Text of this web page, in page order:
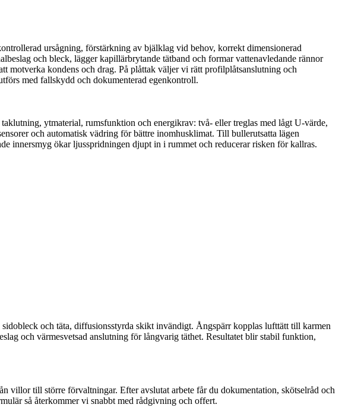
ursågning, förstärkning av bjälklag vid behov, korrekt dimensionerad
och bleck, lägger kapillärbrytande tätband och formar vattenavledande rännor
motverka kondens och drag. På plåttak väljer vi rätt profilplåtsanslutning och
med fallskydd och dokumenterad egenkontroll.
ytmaterial, rumsfunktion och energikrav: två- eller treglas med lågt U-värde,
och automatisk vädring för bättre inomhusklimat. Till bullerutsatta lägen
innersmyg ökar ljusspridningen djupt in i rummet och reducerar risken för kallras.
och täta, diffusionsstyrda skikt invändigt. Ångspärr kopplas lufttätt till karmen
och värmesvetsad anslutning för långvarig täthet. Resultatet blir stabil funktion,
villor till större förvaltningar. Efter avslutat arbete får du dokumentation, skötselråd och
så återkommer vi snabbt med rådgivning och offert.